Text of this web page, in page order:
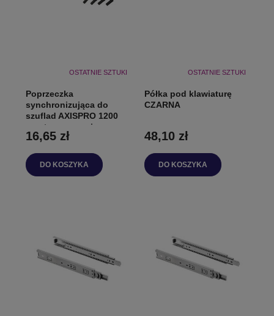
OSTATNIE SZTUKI
Poprzeczka
synchronizująca do
szuflad AXISPRO 1200
mm + mocowania
16,65 zł
DO KOSZYKA
OSTATNIE SZTUKI
Półka pod klawiaturę
CZARNA
48,10 zł
DO KOSZYKA